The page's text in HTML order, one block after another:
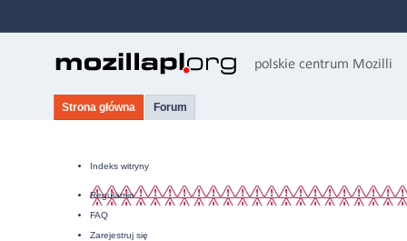
Strona główna Forum
Indeks witryny
Regulamin
FAQ
Zarejestruj się